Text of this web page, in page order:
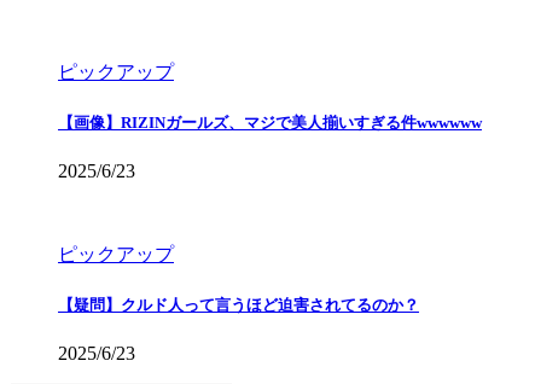
ピックアップ
【画像】RIZINガールズ、マジで美人揃いすぎる件wwwwww
2025/6/23
ピックアップ
【疑問】クルド人って言うほど迫害されてるのか？
2025/6/23